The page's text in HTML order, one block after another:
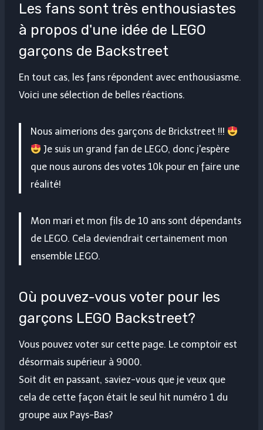
Les fans sont très enthousiastes
à propos d'une idée de LEGO
garçons de Backstreet
En tout cas, les fans répondent avec enthousiasme.
Voici une sélection de belles réactions.
Nous aimerions des garçons de Brickstreet !!!
Je suis un grand fan de LEGO, donc j'espère
que nous aurons des votes 10k pour en faire une
réalité!
Mon mari et mon fils de 10 ans sont dépendants
de LEGO. Cela deviendrait certainement mon
ensemble LEGO.
Où pouvez-vous voter pour les
garçons LEGO Backstreet?
Vous pouvez voter sur cette page. Le comptoir est
désormais supérieur à 9000.
Soit dit en passant, saviez-vous que je veux que
cela de cette façon était le seul hit numéro 1 du
groupe aux Pays-Bas?